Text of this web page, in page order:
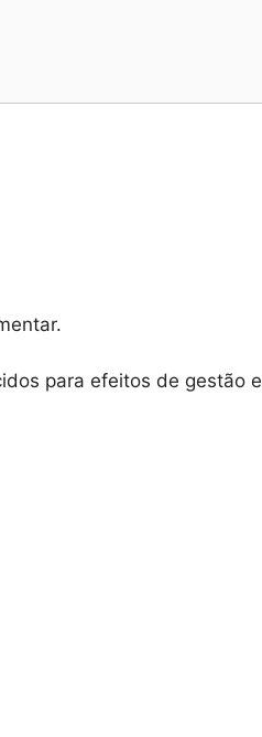
para efeitos de gestão e